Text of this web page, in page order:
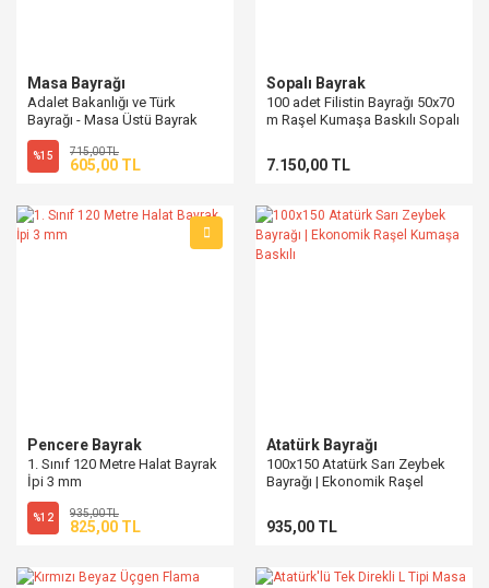
Masa Bayrağı
Adalet Bakanlığı ve Türk
Bayrağı - Masa Üstü Bayrak
Flama
%15 715,00 TL
605,00 TL
Sopalı Bayrak
100 adet Filistin Bayrağı 50x70
m Raşel Kumaşa Baskılı Sopalı
7.150,00 TL
Pencere Bayrak
1. Sınıf 120 Metre Halat Bayrak
İpi 3 mm
%12 935,00 TL
825,00 TL
Atatürk Bayrağı
100x150 Atatürk Sarı Zeybek
Bayrağı | Ekonomik Raşel
935,00 TL